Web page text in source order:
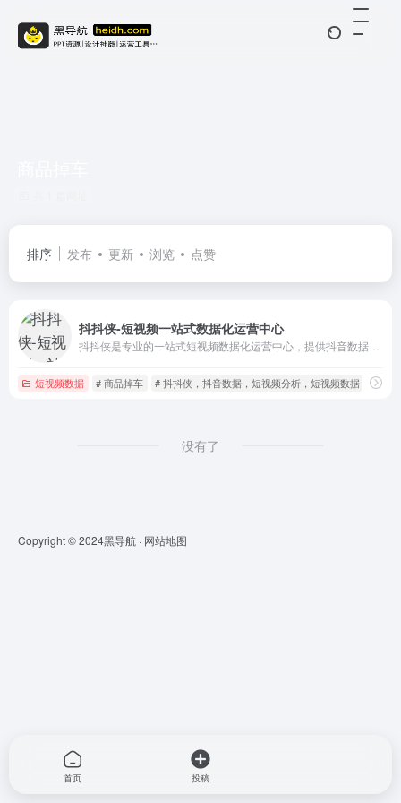
排序 发布 更新 浏览 点赞
抖抖侠-短视频一站式数据化运营中心
短视频数据 # 商品掉车 # 抖抖侠，抖音数据，短视频分析，短视频数据，抖音
没有了
Copyright © 2024黑导航 · 网站地图
首页 投稿